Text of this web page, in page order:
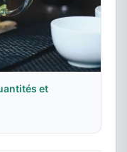
et